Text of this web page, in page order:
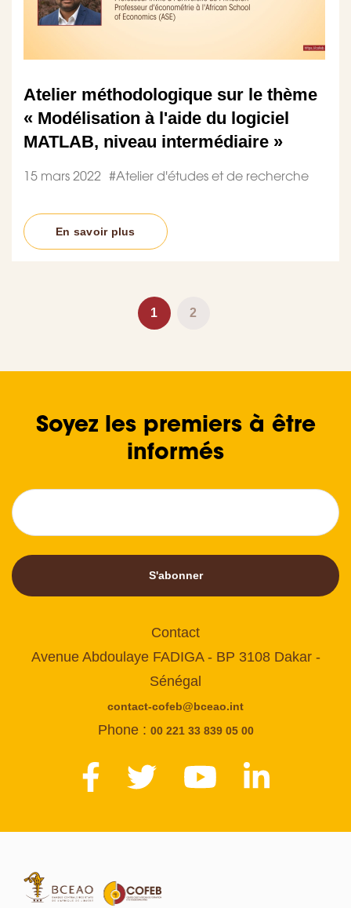
Atelier méthodologique sur le thème
« Modélisation à l'aide du logiciel
MATLAB, niveau intermédiaire »
15 mars 2022 #Atelier d'études et de recherche
En savoir plus
Page
1 Page
2
Soyez les premiers à être
informés
S'abonner
Contact
Avenue Abdoulaye FADIGA - BP 3108 Dakar -
Sénégal
contact-cofeb@bceao.int
Phone : 00 221 33 839 05 00